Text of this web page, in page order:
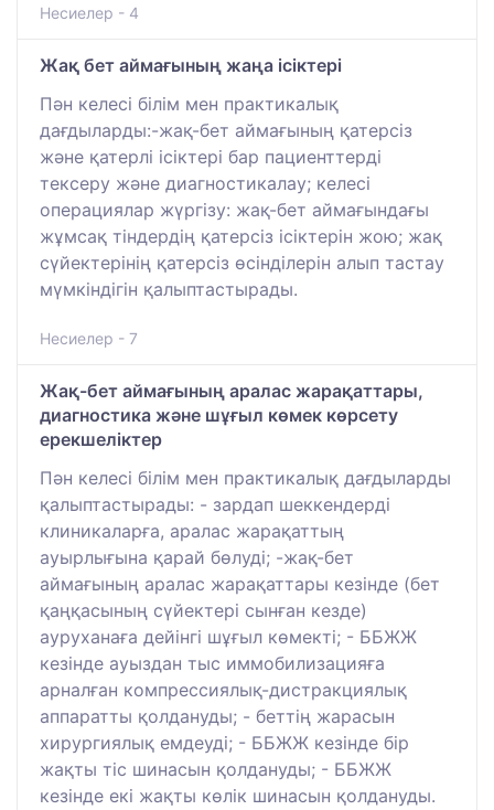
Несиелер - 4
Жақ бет аймағының жаңа ісіктері
Пән келесі білім мен практикалық
дағдыларды:-жақ-бет аймағының қатерсіз
және қатерлі ісіктері бар пациенттерді
тексеру және диагностикалау; келесі
операциялар жүргізу: жақ-бет аймағындағы
жұмсақ тіндердің қатерсіз ісіктерін жою; жақ
сүйектерінің қатерсіз өсінділерін алып тастау
мүмкіндігін қалыптастырады.
Несиелер - 7
Жақ-бет аймағының аралас жарақаттары,
диагностика және шұғыл көмек көрсету
ерекшеліктер
Пән келесі білім мен практикалық дағдыларды
қалыптастырады: - зардап шеккендерді
клиникаларға, аралас жарақаттың
ауырлығына қарай бөлуді; -жақ-бет
аймағының аралас жарақаттары кезінде (бет
қаңқасының сүйектері сынған кезде)
ауруханаға дейінгі шұғыл көмекті; - ББЖЖ
кезінде ауыздан тыс иммобилизацияға
арналған компрессиялық-дистракциялық
аппаратты қолдануды; - беттің жарасын
хирургиялық емдеуді; - ББЖЖ кезінде бір
жақты тіс шинасын қолдануды; - ББЖЖ
кезінде екі жақты көлік шинасын қолдануды.